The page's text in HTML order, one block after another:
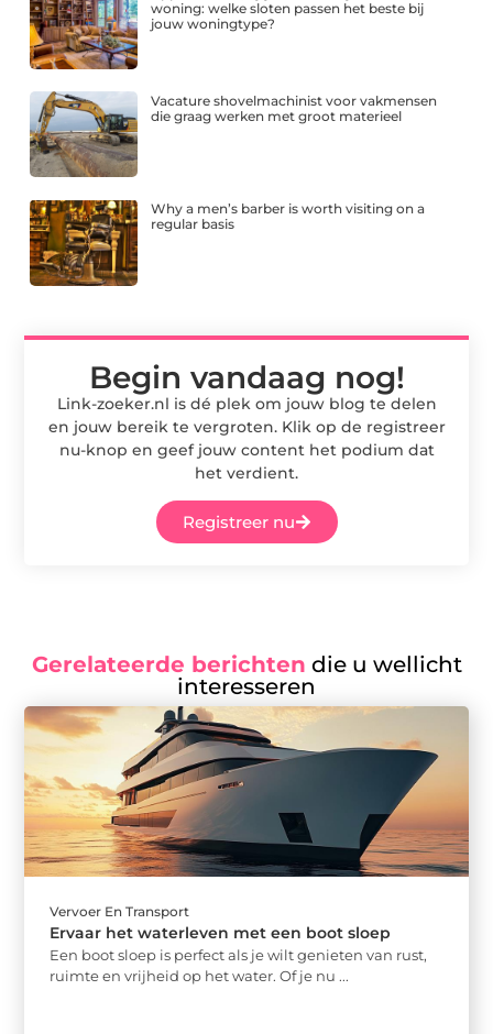
woning: welke sloten passen het beste bij
jouw woningtype?
Vacature shovelmachinist voor vakmensen
die graag werken met groot materieel
Why a men’s barber is worth visiting on a
regular basis
Begin vandaag nog!
Link-zoeker.nl is dé plek om jouw blog te delen
en jouw bereik te vergroten. Klik op de registreer
nu-knop en geef jouw content het podium dat
het verdient.
Registreer nu
Gerelateerde berichten die u wellicht
interesseren
Vervoer En Transport
Ervaar het waterleven met een boot sloep
Een boot sloep is perfect als je wilt genieten van rust,
ruimte en vrijheid op het water. Of je nu ...